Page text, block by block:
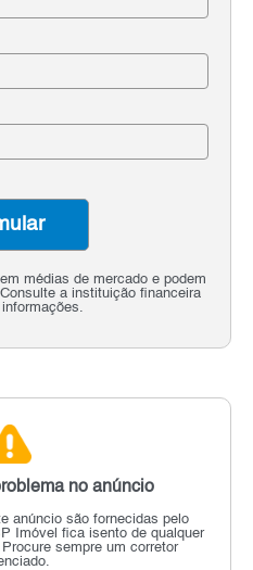
médias de mercado e podem
a instituição financeira
no anúncio
anúncio são fornecidas pelo
Imóvel fica isento de qualquer
sempre um corretor